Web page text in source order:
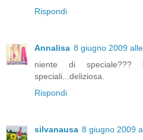
Rispondi
Annalisa 8 giugno 2009
niente di speciale???
speciali...deliziosa.
Rispondi
silvanausa 8 giugno 2009